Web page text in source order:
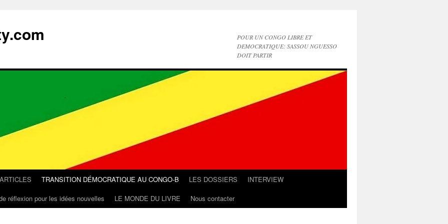
POUR UN CONGO LIBRE ET
DEMOCRATIQUE: SASSOU NGUESSO
DOIT PARTIR
TRANSITION DÉMOCRATIQUE AU CONGO-B LES DOSSIERS
INTERVIEW
réflexion pour les idées nouvelles LE MONDE DU LIVRE Nous contacter